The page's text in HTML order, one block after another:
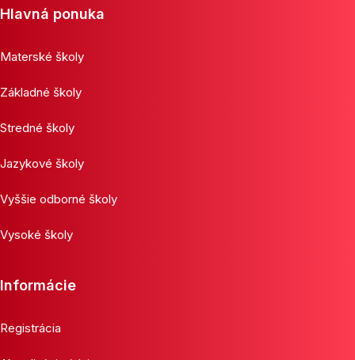
Hlavná ponuka
Materské školy
Základné školy
Stredné školy
Jazykové školy
Vyššie odborné školy
Vysoké školy
Informácie
Registrácia